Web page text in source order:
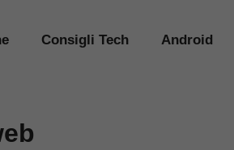
Consigli Tech Android